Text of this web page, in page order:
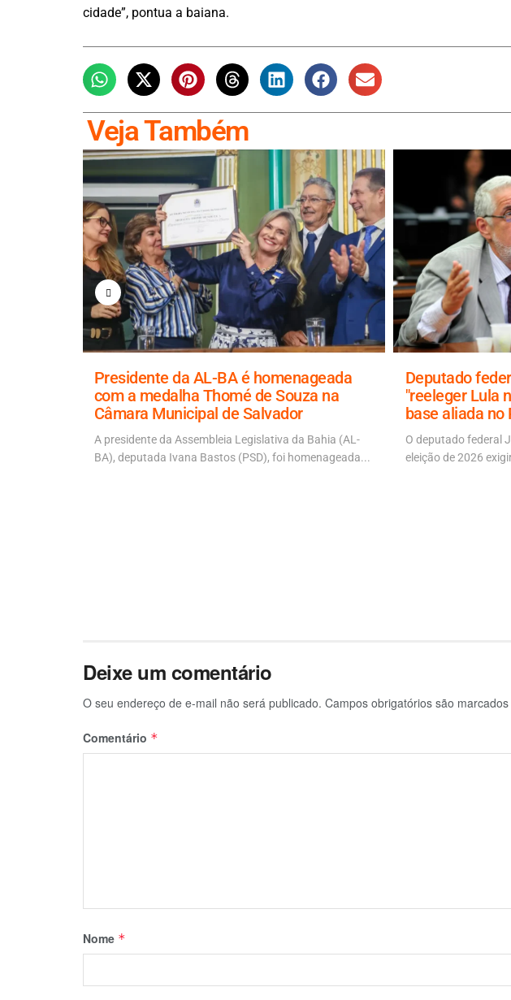
cidade”, pontua a baiana.
Veja Também
Presidente da AL-BA é homenageada
com a medalha Thomé de Souza na
Câmara Municipal de Salvador
A presidente da Assembleia Legislativa da Bahia (AL-
BA), deputada Ivana Bastos (PSD), foi homenageada...
Deputado
"reeleger Lula
base aliada no
O deputado federal
eleição de 2026
Deixe um comentário
O seu endereço de e-mail não será publicado. Campos obrigatórios são marcados
Comentário *
Nome *